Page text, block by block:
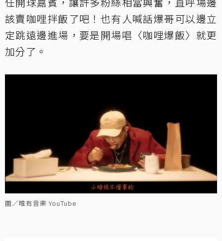
該賣咖哩拌飯了吧！也有人喊話爆哥可以邊立
定跳遠邊進場，要是開場唱〈咖哩爆飯〉就更
加分了。
圖／唯有音樂 YouTube